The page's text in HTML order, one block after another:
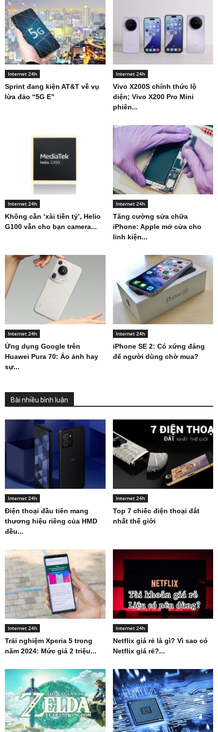
Internet 24h
Sprint đang kiện AT&T về vụ
lừa đảo “5G E”
Internet 24h
Vivo X200S chính thức lộ
diện; Vivo X200 Pro Mini
phiên...
Internet 24h
Không cần ‘xài tiền tỷ’, Helio
G100 vẫn cho bạn camera...
Internet 24h
Tăng cường sửa chữa
iPhone: Apple mở cửa cho
linh kiện...
Internet 24h
Ứng dụng Google trên
Huawei Pura 70: Ảo ảnh hay
sự...
Internet 24h
iPhone SE 2: Có xứng đáng
để người dùng chờ mua?
Bài nhiều bình luận
Internet 24h
Điện thoại đầu tiên mang
thương hiệu riêng của HMD
đều...
Internet 24h
Top 7 chiếc điện thoại đắt
nhất thế giới
Internet 24h
Trải nghiệm Xperia 5 trong
năm 2024: Mức giá 2 triệu...
Internet 24h
Netflix giá rẻ là gì? Vì sao có
Netflix giá rẻ?...